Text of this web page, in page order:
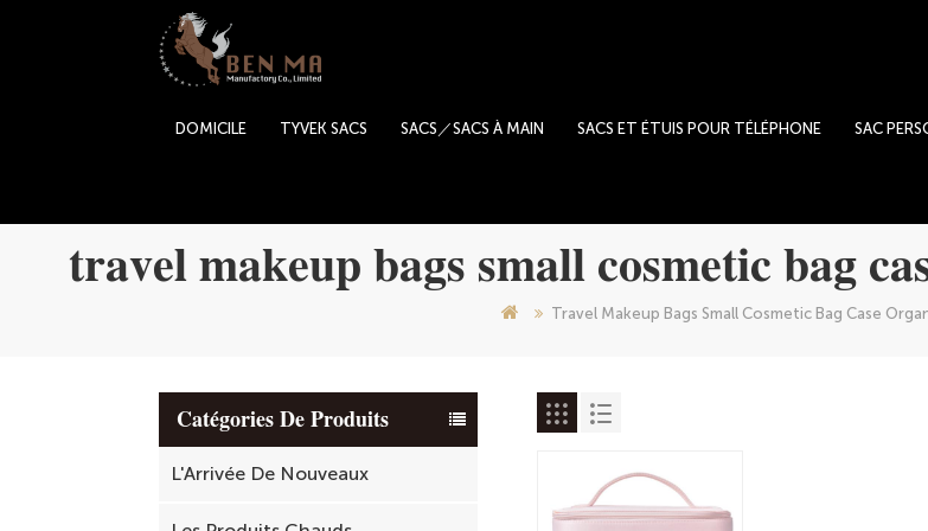
DOMICILE TYVEK SACS SACS／SACS À MAIN SACS ET ÉTUIS POUR TÉLÉPHONE SAC
travel makeup bags small cosmetic bag
Travel Makeup Bags Small Cosmetic Bag Case
Catégories De Produits
L'Arrivée De Nouveaux